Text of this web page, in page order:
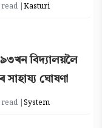
|Kasturi
বিদ্যালয়লৈ
ঘোষণা
|System